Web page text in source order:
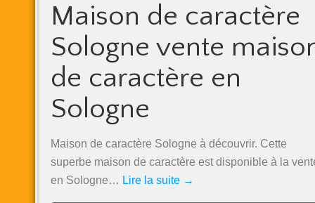
Maison de caractère
Sologne vente
de caractère en
Sologne
Maison de caractère Sologne à découvrir. Cette
superbe maison de caractère est disponible à la
en Sologne… Lire la suite →